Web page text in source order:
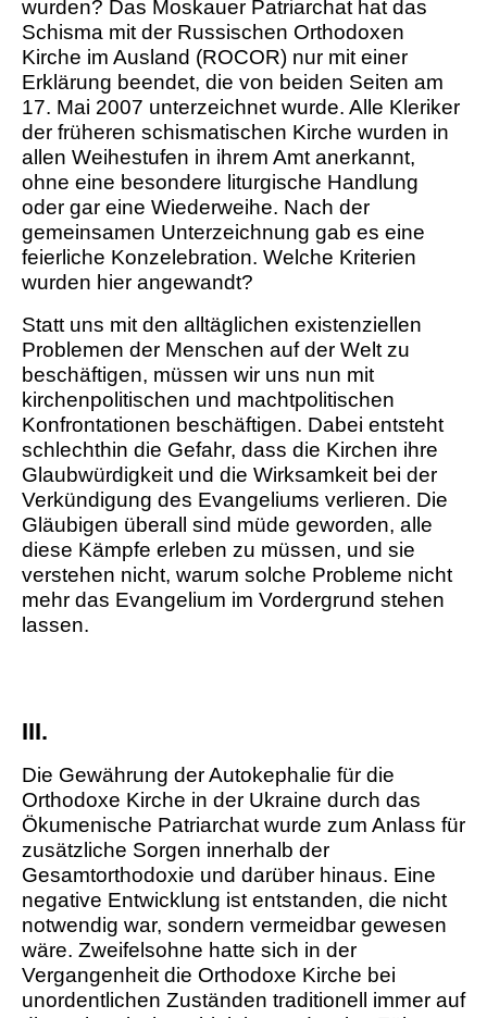
wurden? Das Moskauer Patriarchat hat das
Schisma mit der Russischen Orthodoxen
Kirche im Ausland (ROCOR) nur mit einer
Erklärung beendet, die von beiden Seiten am
17. Mai 2007 unterzeichnet wurde. Alle Kleriker
der früheren schismatischen Kirche wurden in
allen Weihestufen in ihrem Amt anerkannt,
ohne eine besondere liturgische Handlung
oder gar eine Wiederweihe. Nach der
gemeinsamen Unterzeichnung gab es eine
feierliche Konzelebration. Welche Kriterien
wurden hier angewandt?
Statt uns mit den alltäglichen existenziellen
Problemen der Menschen auf der Welt zu
beschäftigen, müssen wir uns nun mit
kirchenpolitischen und machtpolitischen
Konfrontationen beschäftigen. Dabei entsteht
schlechthin die Gefahr, dass die Kirchen ihre
Glaubwürdigkeit und die Wirksamkeit bei der
Verkündigung des Evangeliums verlieren. Die
Gläubigen überall sind müde geworden, alle
diese Kämpfe erleben zu müssen, und sie
verstehen nicht, warum solche Probleme nicht
mehr das Evangelium im Vordergrund stehen
lassen.
III.
Die Gewährung der Autokephalie für die
Orthodoxe Kirche in der Ukraine durch das
Ökumenische Patriarchat wurde zum Anlass für
zusätzliche Sorgen innerhalb der
Gesamtorthodoxie und darüber hinaus. Eine
negative Entwicklung ist entstanden, die nicht
notwendig war, sondern vermeidbar gewesen
wäre. Zweifelsohne hatte sich in der
Vergangenheit die Orthodoxe Kirche bei
unordentlichen Zuständen traditionell immer auf